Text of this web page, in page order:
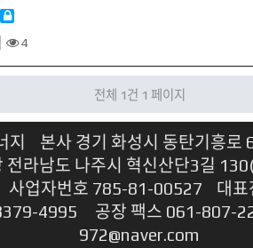
4
전체 1건 1 페이지
지 본사 경기 화성시 동탄기흥로
전라남도 나주시 혁신산단3길
사업자번호 785-81-00527 대표
4995 공장 팩스 061-807-
972@naver.com